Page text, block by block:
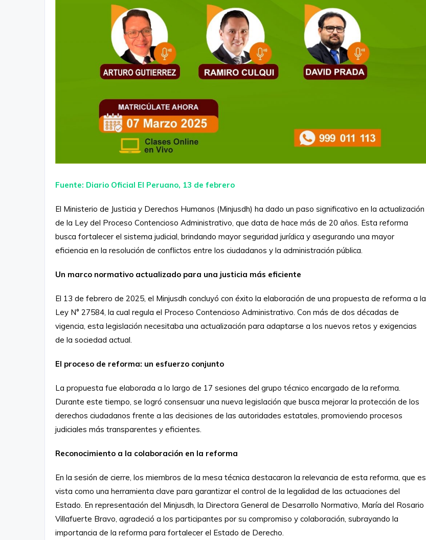
Fuente: Diario Oficial El Peruano, 13 de febrero
El Ministerio de Justicia y Derechos Humanos (Minjusdh) ha dado un paso significativo en la actualización
de la Ley del Proceso Contencioso Administrativo, que data de hace más de 20 años. Esta reforma
busca fortalecer el sistema judicial, brindando mayor seguridad jurídica y asegurando una mayor
eficiencia en la resolución de conflictos entre los ciudadanos y la administración pública.
Un marco normativo actualizado para una justicia más eficiente
El 13 de febrero de 2025, el Minjusdh concluyó con éxito la elaboración de una propuesta de reforma a la
Ley N° 27584, la cual regula el Proceso Contencioso Administrativo. Con más de dos décadas de
vigencia, esta legislación necesitaba una actualización para adaptarse a los nuevos retos y exigencias
de la sociedad actual.
El proceso de reforma: un esfuerzo conjunto
La propuesta fue elaborada a lo largo de 17 sesiones del grupo técnico encargado de la reforma.
Durante este tiempo, se logró consensuar una nueva legislación que busca mejorar la protección de los
derechos ciudadanos frente a las decisiones de las autoridades estatales, promoviendo procesos
judiciales más transparentes y eficientes.
Reconocimiento a la colaboración en la reforma
En la sesión de cierre, los miembros de la mesa técnica destacaron la relevancia de esta reforma, que es
vista como una herramienta clave para garantizar el control de la legalidad de las actuaciones del
Estado. En representación del Minjusdh, la Directora General de Desarrollo Normativo, María del Rosario
Villafuerte Bravo, agradeció a los participantes por su compromiso y colaboración, subrayando la
importancia de la reforma para fortalecer el Estado de Derecho.